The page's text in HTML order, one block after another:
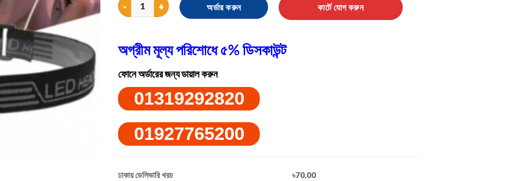
অর্ডার করুন কার্টে যোগ করুন
অগ্রীম মূল্য পরিশোধে ৫% ডিসকাউন্ট
ফোনে অর্ডারের জন্য ডায়াল করুন
01319292820
01927765200
ঢাকায় ডেলিভারি খরচ
৳70.00